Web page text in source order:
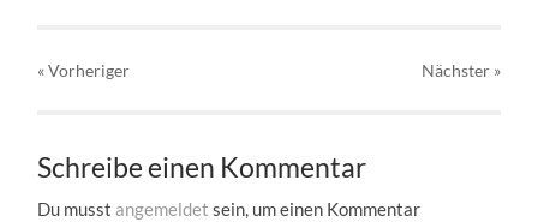
« Vorheriger Nächster »
Schreibe einen Kommentar
Du musstangemeldet sein, um einen Kommentar